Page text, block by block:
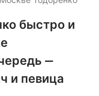
быстро и
‒
и певица